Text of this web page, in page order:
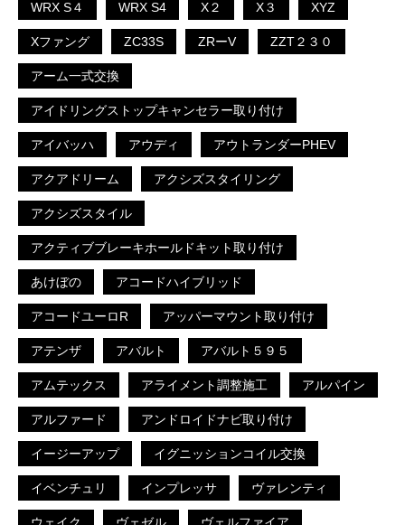
WRX S４ WRX S4 X２ X３ XYZ
Xファング ZC33S ZRーV ZZT２３０
アーム一式交換
アイドリングストップキャンセラー取り付け
アイバッハ アウディ アウトランダーPHEV
アクアドリーム アクシズスタイリング
アクシズスタイル
アクティブブレーキホールドキット取り付け
あけぼの アコードハイブリッド
アコードユーロR アッパーマウント取り付け
アテンザ アバルト アバルト５９５
アムテックス アライメント調整施工 アルパイン
アルファード アンドロイドナビ取り付け
イージーアップ イグニッションコイル交換
イベンチュリ インプレッサ ヴァレンティ